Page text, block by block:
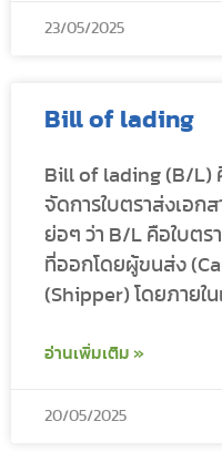
23/05/2025
Bill of lading
Bill of lading (B/L)
จัดการใบตราส่งเอก
ย่อๆ ว่า B/L คือใบตร
ที่ออกโดยผู้ขนส่ง
(Shipper) โดยภายใน
อ่านเพิ่มเติม »
20/05/2025